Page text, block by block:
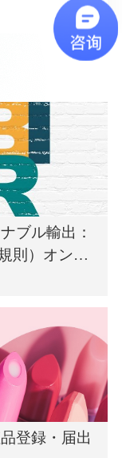
ブル輸出：
則）オンラ
登録・届出